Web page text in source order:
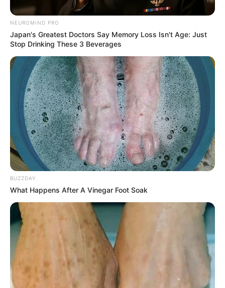
Alerta San Gil
Las labores de instalación de juntas metálicas en el
puente Rojas Pinilla se realizarán entre las 9:00 p.m. y las
5:00 a.m.
Por:Cristian Santos Ardila
Junio 1, 2026
COMPARTIR
UNIRSE AL CANAL DE WHATSAPP
NEUROMIND PRO
Japan's Greatest Doctors Say Memory Loss Isn't Age: Just
Stop Drinking These 3 Beverages
BUZZDAY
What Happens After A Vinegar Foot Soak